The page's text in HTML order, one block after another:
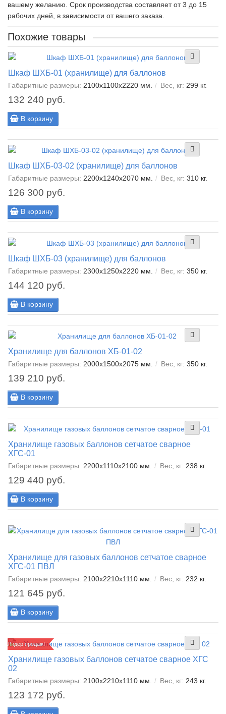
вашему желанию. Срок производства составляет от 3 до 15
рабочих дней, в зависимости от вашего заказа.
Похожие товары
Шкаф ШХБ-01 (хранилище) для баллонов
Габаритные размеры: 2100х1100х2220 мм. Вес, кг: 299 кг.
132 240 руб.
В корзину
Шкаф ШХБ-03-02 (хранилище) для баллонов
Габаритные размеры: 2200х1240х2070 мм. Вес, кг: 310 кг.
126 300 руб.
В корзину
Шкаф ШХБ-03 (хранилище) для баллонов
Габаритные размеры: 2300х1250х2220 мм. Вес, кг: 350 кг.
144 120 руб.
В корзину
Хранилище для баллонов ХБ-01-02
Габаритные размеры: 2000х1500х2075 мм. Вес, кг: 350 кг.
139 210 руб.
В корзину
Хранилище газовых баллонов сетчатое сварное
ХГС-01
Габаритные размеры: 2200x1110x2100 мм. Вес, кг: 238 кг.
129 440 руб.
В корзину
Хранилище для газовых баллонов сетчатое сварное
ХГС-01 ПВЛ
Габаритные размеры: 2100х2210х1110 мм. Вес, кг: 232 кг.
121 645 руб.
В корзину
Лидер продаж!
Хранилище газовых баллонов сетчатое сварное ХГС
02
Габаритные размеры: 2100х2210х1110 мм. Вес, кг: 243 кг.
123 172 руб.